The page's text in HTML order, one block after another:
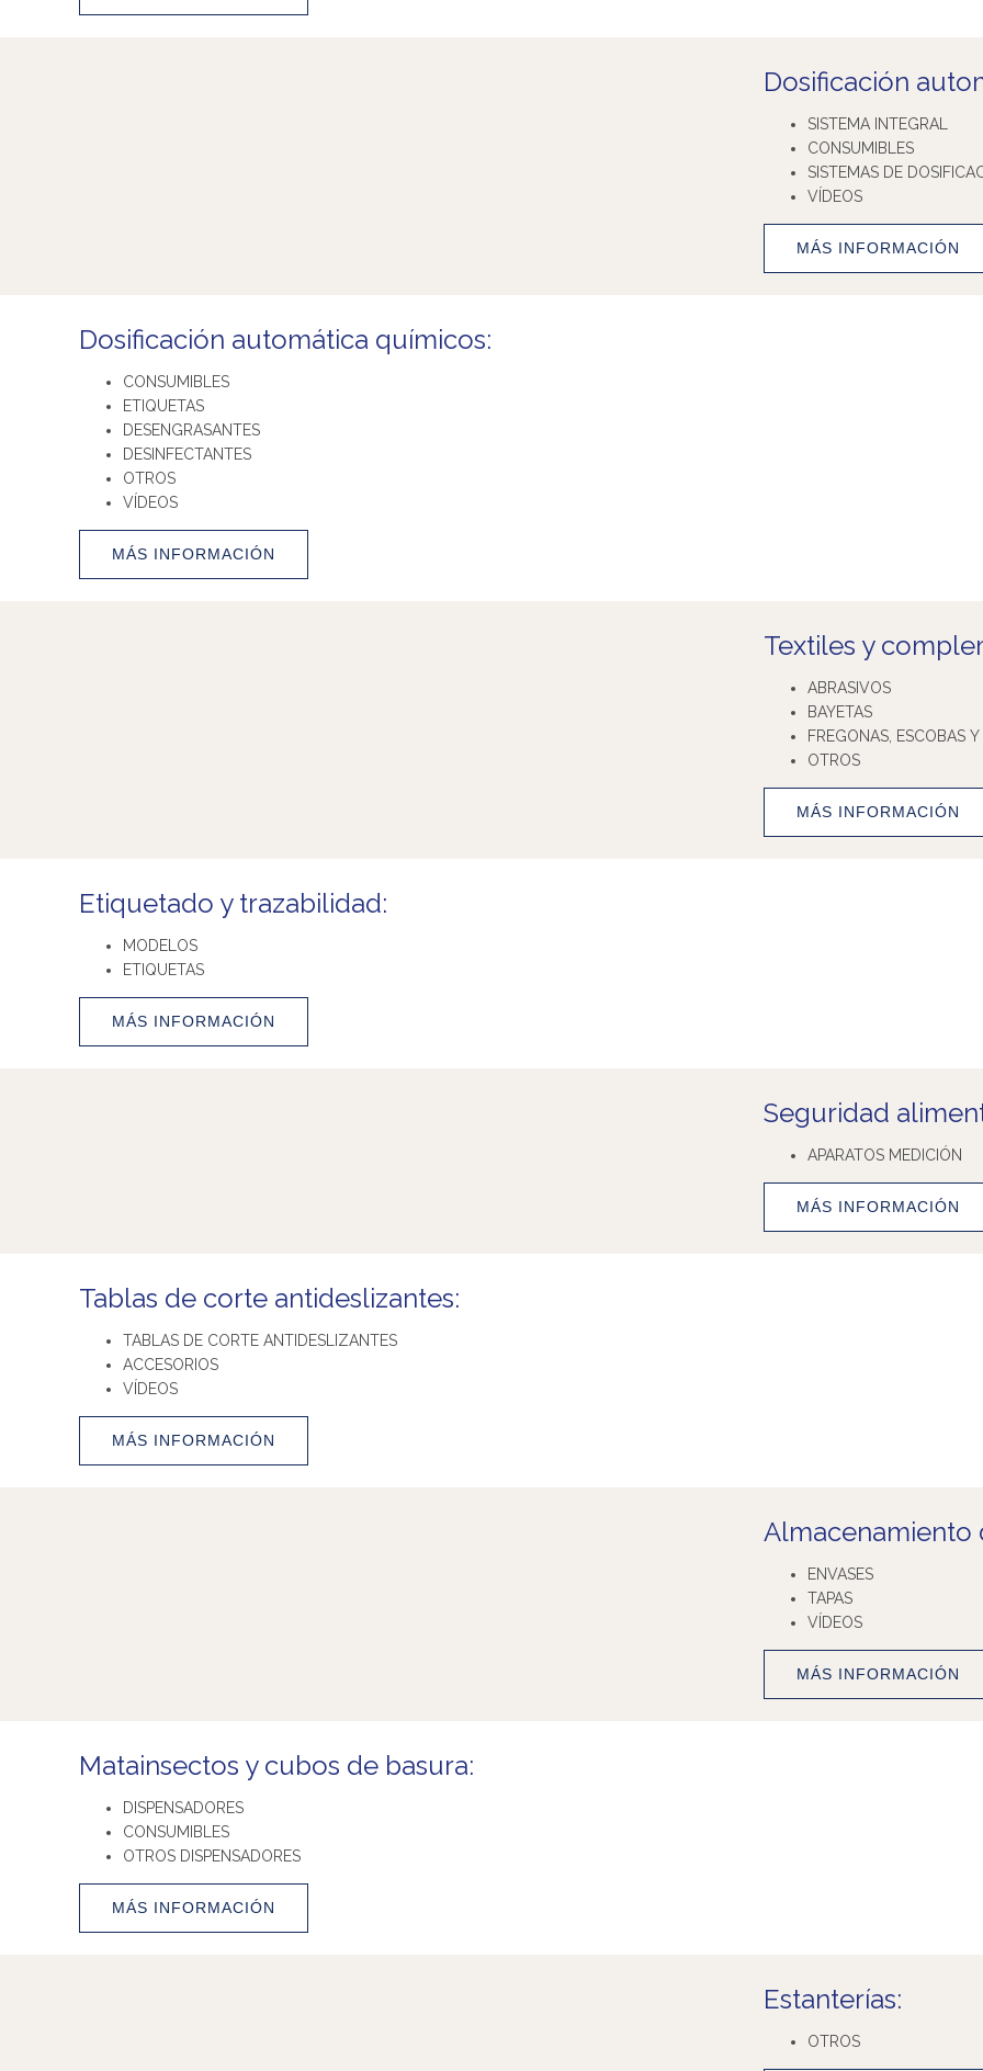
Dosificación
SISTEMA INTEGRAL
CONSUMIBLES
SISTEMAS DE
VÍDEOS
MÁS INFORMACIÓN
Dosificación automática químicos:
CONSUMIBLES
ETIQUETAS
DESENGRASANTES
DESINFECTANTES
OTROS
VÍDEOS
MÁS INFORMACIÓN
Textiles y
ABRASIVOS
BAYETAS
FREGONAS, ESCOBAS
OTROS
MÁS INFORMACIÓN
Etiquetado y trazabilidad:
MODELOS
ETIQUETAS
MÁS INFORMACIÓN
Seguridad
APARATOS MEDICIÓN
MÁS INFORMACIÓN
Tablas de corte antideslizantes:
TABLAS DE CORTE ANTIDESLIZANTES
ACCESORIOS
VÍDEOS
MÁS INFORMACIÓN
Almacenamiento
ENVASES
TAPAS
VÍDEOS
MÁS INFORMACIÓN
Matainsectos y cubos de basura:
DISPENSADORES
CONSUMIBLES
OTROS DISPENSADORES
MÁS INFORMACIÓN
Estanterías:
OTROS